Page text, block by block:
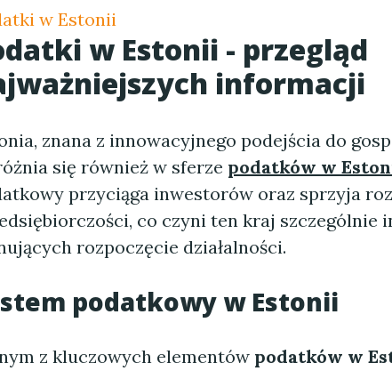
w Estonii
w Estonii - przegląd
informacji
znana z innowacyjnego podejścia do
się również w sferze podatków w
przyciąga inwestorów oraz sprzyja
co czyni ten kraj szczególnie
rozpoczęcie działalności.
podatkowy w Estonii
z kluczowych elementów podatków w